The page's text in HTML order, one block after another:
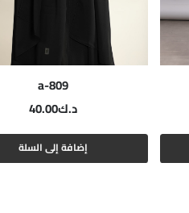
a-809
د.ك40.00
إضافة إلى السلة